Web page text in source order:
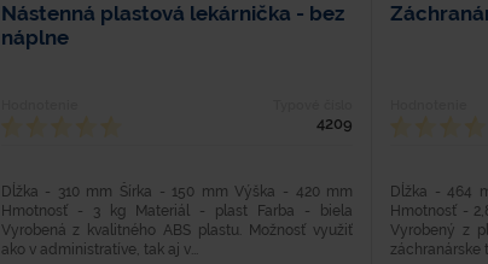
Nástenná plastová lekárnička - bez
náplne
4209
Dĺžka - 310 mm Šírka - 150 mm Výška - 420 mm
Hmotnosť - 3 kg Materiál - plast Farba - biela
Vyrobená z kvalitného ABS plastu. Možnosť využiť
ako v administratíve, tak aj v...
Dĺžka - 464
Hmotnosť -
Vyrobený z
záchranárske